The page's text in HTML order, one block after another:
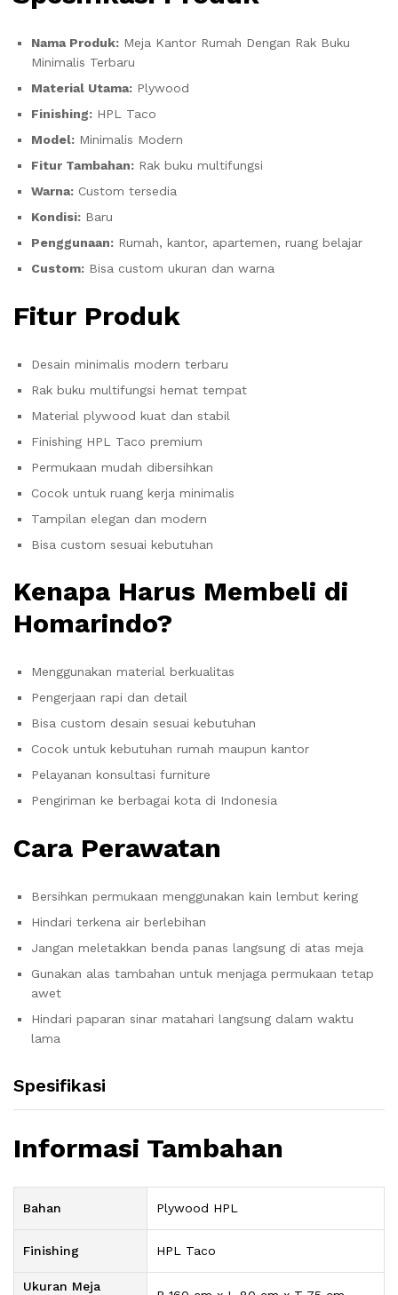
Nama Produk: Meja Kantor Rumah Dengan Rak Buku
Minimalis Terbaru
Material Utama: Plywood
Finishing: HPL Taco
Model: Minimalis Modern
Fitur Tambahan: Rak buku multifungsi
Warna: Custom tersedia
Kondisi: Baru
Penggunaan: Rumah, kantor, apartemen, ruang belajar
Custom: Bisa custom ukuran dan warna
Fitur Produk
Desain minimalis modern terbaru
Rak buku multifungsi hemat tempat
Material plywood kuat dan stabil
Finishing HPL Taco premium
Permukaan mudah dibersihkan
Cocok untuk ruang kerja minimalis
Tampilan elegan dan modern
Bisa custom sesuai kebutuhan
Kenapa Harus Membeli di
Homarindo?
Menggunakan material berkualitas
Pengerjaan rapi dan detail
Bisa custom desain sesuai kebutuhan
Cocok untuk kebutuhan rumah maupun kantor
Pelayanan konsultasi furniture
Pengiriman ke berbagai kota di Indonesia
Cara Perawatan
Bersihkan permukaan menggunakan kain lembut kering
Hindari terkena air berlebihan
Jangan meletakkan benda panas langsung di atas meja
Gunakan alas tambahan untuk menjaga permukaan tetap
awet
Hindari paparan sinar matahari langsung dalam waktu
lama
Spesifikasi
Informasi Tambahan
Bahan Plywood HPL
Finishing HPL Taco
Ukuran Meja